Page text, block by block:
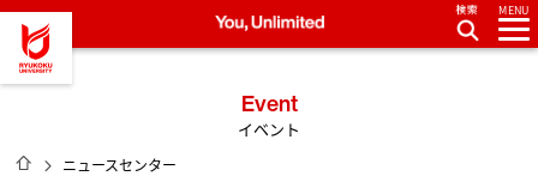
龍谷大学 You, Unlimited
MENU
Event
イベント
HOME
ニュースセンター